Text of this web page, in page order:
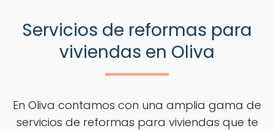
Servicios de reformas para
viviendas en Oliva
En Oliva contamos con una amplia gama de
servicios de reformas para viviendas que te